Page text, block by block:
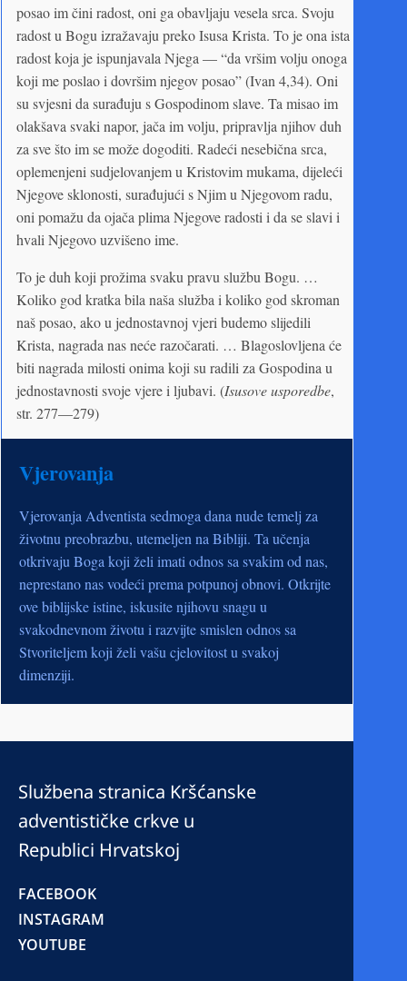
posao im čini radost, oni ga obavljaju vesela srca. Svoju
radost u Bogu izražavaju preko Isusa Krista. To je ona ista
radost koja je ispunjavala Njega — “da vršim volju onoga
koji me poslao i dovršim njegov posao” (Ivan 4,34). Oni
su svjesni da surađuju s Gospodinom slave. Ta misao im
olakšava svaki napor, jača im volju, pripravlja njihov duh
za sve što im se može dogoditi. Radeći nesebična srca,
oplemenjeni sudjelovanjem u Kristovim mukama, dijeleći
Njegove sklonosti, surađujući s Njim u Njegovom radu,
oni pomažu da ojača plima Njegove radosti i da se slavi i
hvali Njegovo uzvišeno ime.
To je duh koji prožima svaku pravu službu Bogu. …
Koliko god kratka bila naša služba i koliko god skroman
naš posao, ako u jednostavnoj vjeri budemo slijedili
Krista, nagrada nas neće razočarati. … Blagoslovljena će
biti nagrada milosti onima koji su radili za Gospodina u
jednostavnosti svoje vjere i ljubavi. (Isusove usporedbe,
str. 277—279)
Vjerovanja
Vjerovanja Adventista sedmoga dana nude temelj za
životnu preobrazbu, utemeljen na Bibliji. Ta učenja
otkrivaju Boga koji želi imati odnos sa svakim od nas,
neprestano nas vodeći prema potpunoj obnovi. Otkrijte
ove biblijske istine, iskusite njihovu snagu u
svakodnevnom životu i razvijte smislen odnos sa
Stvoriteljem koji želi vašu cjelovitost u svakoj
dimenziji.
Službena stranica Kršćanske
adventističke crkve u
Republici Hrvatskoj
FACEBOOK
INSTAGRAM
YOUTUBE